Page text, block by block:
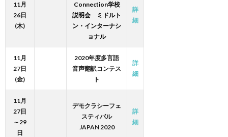
11月
26日
(木)
Connection学校
説明会 ミドルト
ン・インターナシ
ョナル
詳
細
11月
27日
(金)
2020年度多言語
音声翻訳コンテス
ト
詳
細
11月
27日
～29
日
デモクラシーフェ
スティバル
JAPAN 2020
詳
細